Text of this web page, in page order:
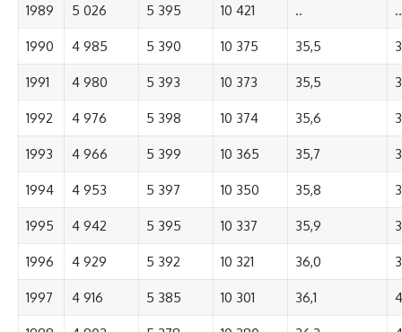
1989 5 026 5 395 10 421 .. ..
1990 4 985 5 390 10 375 35,5
1991 4 980 5 393 10 373 35,5
1992 4 976 5 398 10 374 35,6
1993 4 966 5 399 10 365 35,7
1994 4 953 5 397 10 350 35,8
1995 4 942 5 395 10 337 35,9
1996 4 929 5 392 10 321 36,0
1997 4 916 5 385 10 301 36,1